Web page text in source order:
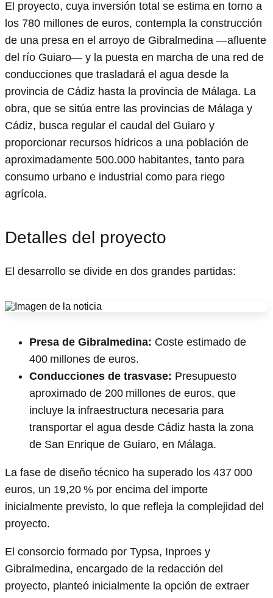
El proyecto, cuya inversión total se estima en torno a
los 780 millones de euros, contempla la construcción
de una presa en el arroyo de Gibralmedina —afluente
del río Guiaro— y la puesta en marcha de una red de
conducciones que trasladará el agua desde la
provincia de Cádiz hasta la provincia de Málaga. La
obra, que se sitúa entre las provincias de Málaga y
Cádiz, busca regular el caudal del Guiaro y
proporcionar recursos hídricos a una población de
aproximadamente 500.000 habitantes, tanto para
consumo urbano e industrial como para riego
agrícola.
Detalles del proyecto
El desarrollo se divide en dos grandes partidas:
Presa de Gibralmedina: Coste estimado de
400 millones de euros.
Conducciones de trasvase: Presupuesto
aproximado de 200 millones de euros, que
incluye la infraestructura necesaria para
transportar el agua desde Cádiz hasta la zona
de San Enrique de Guiaro, en Málaga.
La fase de diseño técnico ha superado los 437 000
euros, un 19,20 % por encima del importe
inicialmente previsto, lo que refleja la complejidad del
proyecto.
El consorcio formado por Typsa, Inproes y
Gibralmedina, encargado de la redacción del
proyecto, planteó inicialmente la opción de extraer